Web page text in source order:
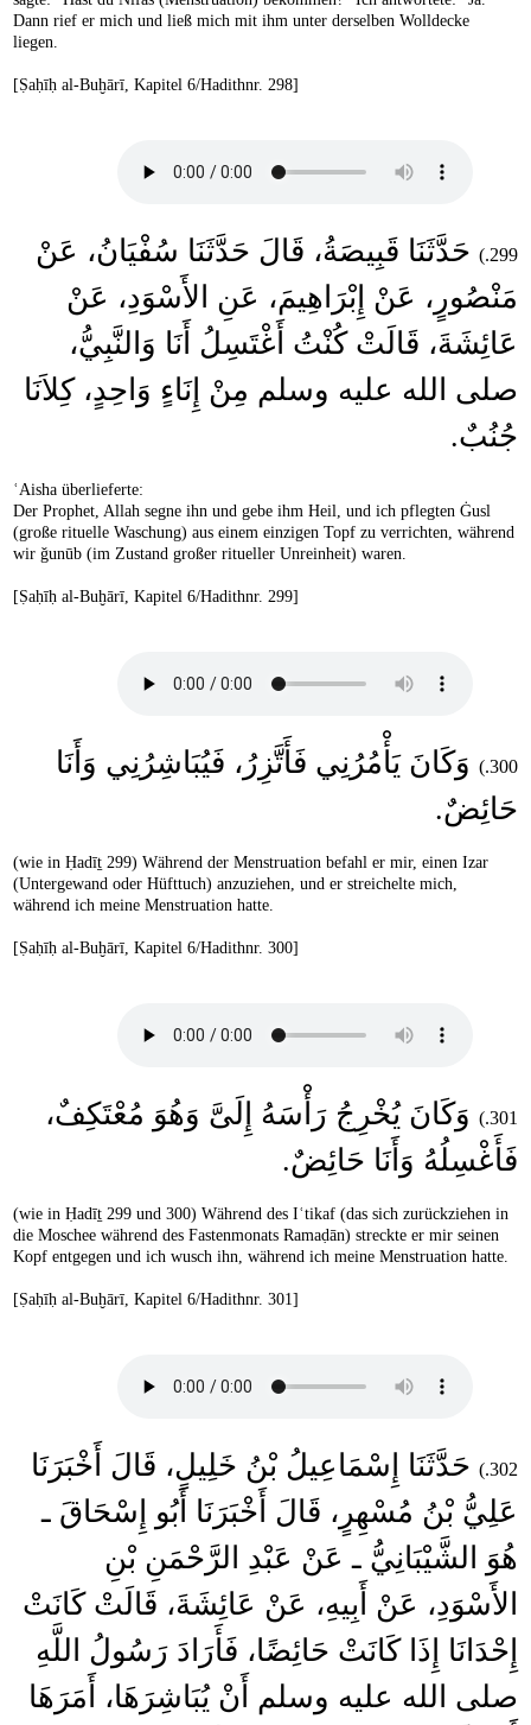
Dann rief er mich und ließ mich mit ihm unter derselben Wolldecke
liegen.
[Ṣaḥīḥ al-Buḫārī, Kapitel 6/Hadithnr. 298]
299.)
حَدَّثَنَا قَبِيصَةُ، قَالَ حَدَّثَنَا سُفْيَانُ، عَنْ
مَنْصُورٍ، عَنْ إِبْرَاهِيمَ، عَنِ الأَسْوَدِ، عَنْ
عَائِشَةَ، قَالَتْ كُنْتُ أَغْتَسِلُ أَنَا وَالنَّبِيُّ،
صلى الله عليه وسلم مِنْ إِنَاءٍ وَاحِدٍ، كِلاَنَا
جُنُبٌ‏.‏‏
ʿAisha überlieferte:
Der Prophet, Allah segne ihn und gebe ihm Heil, und ich pflegten Ġusl
(große rituelle Waschung) aus einem einzigen Topf zu verrichten, während
wir ǧunūb (im Zustand großer ritueller Unreinheit) waren.
[Ṣaḥīḥ al-Buḫārī, Kapitel 6/Hadithnr. 299]
300.)
وَكَانَ يَأْمُرُنِي فَأَتَّزِرُ، فَيُبَاشِرُنِي وَأَنَا
حَائِضٌ‏.‏‏
(wie in Ḥadīṯ 299) Während der Menstruation befahl er mir, einen Izar
(Untergewand oder Hüfttuch) anzuziehen, und er streichelte mich,
während ich meine Menstruation hatte.
[Ṣaḥīḥ al-Buḫārī, Kapitel 6/Hadithnr. 300]
301.)
وَكَانَ يُخْرِجُ رَأْسَهُ إِلَىَّ وَهُوَ مُعْتَكِفٌ،
فَأَغْسِلُهُ وَأَنَا حَائِضٌ‏.
(wie in Ḥadīṯ 299 und 300) Während des Iʿtikaf (das sich zurückziehen in
die Moschee während des Fastenmonats Ramaḍān) streckte er mir seinen
Kopf entgegen und ich wusch ihn, während ich meine Menstruation hatte.
[Ṣaḥīḥ al-Buḫārī, Kapitel 6/Hadithnr. 301]
302.)
حَدَّثَنَا إِسْمَاعِيلُ بْنُ خَلِيلٍ، قَالَ أَخْبَرَنَا
عَلِيُّ بْنُ مُسْهِرٍ، قَالَ أَخْبَرَنَا أَبُو إِسْحَاقَ ـ
هُوَ الشَّيْبَانِيُّ ـ عَنْ عَبْدِ الرَّحْمَنِ بْنِ
الأَسْوَدِ، عَنْ أَبِيهِ، عَنْ عَائِشَةَ، قَالَتْ كَانَتْ
إِحْدَانَا إِذَا كَانَتْ حَائِضًا، فَأَرَادَ رَسُولُ اللَّهِ
صلى الله عليه وسلم أَنْ يُبَاشِرَهَا، أَمَرَهَا